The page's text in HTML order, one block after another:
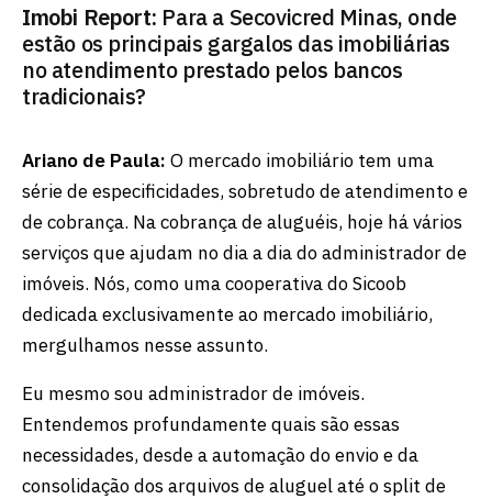
Imobi Report: Para a Secovicred Minas, onde
estão os principais gargalos das imobiliárias
no atendimento prestado pelos bancos
tradicionais?
Ariano de Paula: O mercado imobiliário tem uma
série de especificidades, sobretudo de atendimento e
de cobrança. Na cobrança de aluguéis, hoje há vários
serviços que ajudam no dia a dia do administrador de
imóveis. Nós, como uma cooperativa do Sicoob
dedicada exclusivamente ao mercado imobiliário,
mergulhamos nesse assunto.
Eu mesmo sou administrador de imóveis.
Entendemos profundamente quais são essas
necessidades, desde a automação do envio e da
consolidação dos arquivos de aluguel até o split de